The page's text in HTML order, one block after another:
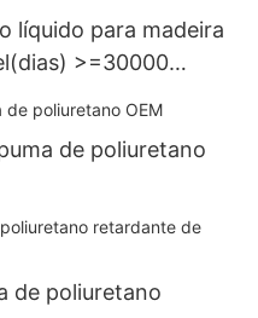
líquido para madeira
>=30000
de poliuretano
de poliuretano